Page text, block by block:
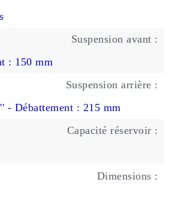
Suspension avant :
: 150 mm
Suspension arrière :
- Débattement : 215 mm
Capacité réservoir :
Dimensions :